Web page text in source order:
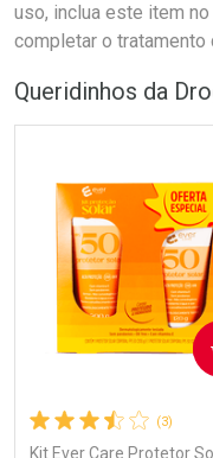
uso, inclua este item
completar o tratamento
Queridinhos da
(3)
Kit Ever Care Protetor
COMPRAR